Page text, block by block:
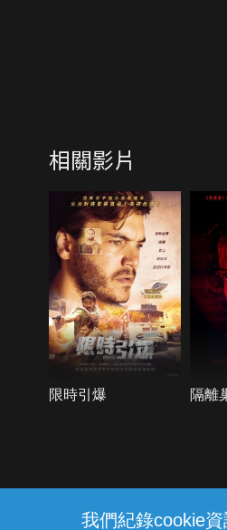
我們紀錄cookie
相關影片
限時引爆 隔離